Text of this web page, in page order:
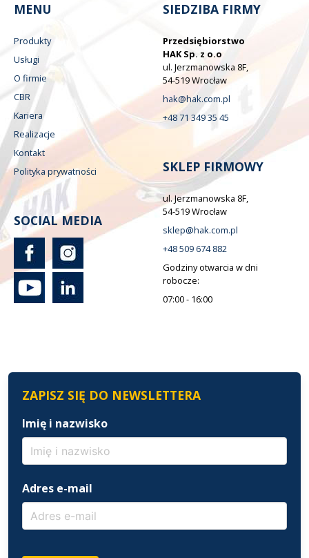
MENU
Produkty
Usługi
O firmie
CBR
Kariera
Realizacje
Kontakt
Polityka prywatności
SOCIAL MEDIA
SIEDZIBA FIRMY
Przedsiębiorstwo
HAK Sp. z o.o
ul. Jerzmanowska 8F,
54-519 Wrocław
hak@hak.com.pl
+48 71 349 35 45
SKLEP FIRMOWY
ul. Jerzmanowska 8F,
54-519 Wrocław
sklep@hak.com.pl
+48 509 674 882
Godziny otwarcia w dni
robocze:
07:00 - 16:00
ZAPISZ SIĘ DO NEWSLETTERA
Imię i nazwisko
Adres e-mail